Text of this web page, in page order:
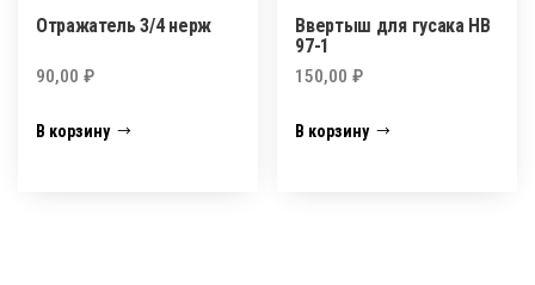
Отражатель 3/4 нерж
90,00 ₽
В корзину
Ввертыш для гусака HB
97-1
150,00₽
В корзину